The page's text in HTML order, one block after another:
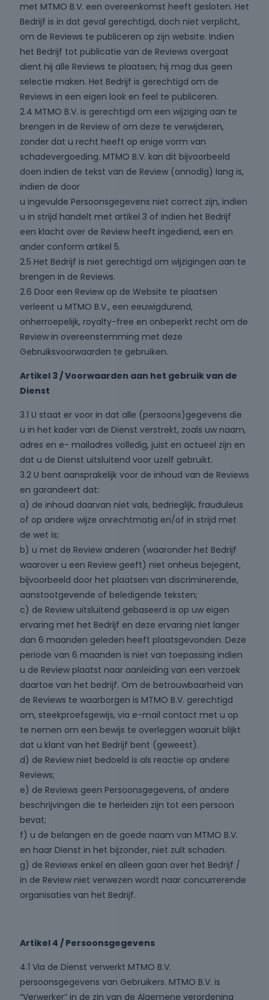
met MTMO B.V. een overeenkomst heeft gesloten. Het
Bedrijf is in dat geval gerechtigd, doch niet verplicht,
om de Reviews te publiceren op zijn website. Indien
het Bedrijf tot publicatie van de Reviews overgaat
dient hij alle Reviews te plaatsen; hij mag dus geen
selectie maken. Het Bedrijf is gerechtigd om de
Reviews in een eigen look en feel te publiceren.
2.4 MTMO B.V. is gerechtigd om een wijziging aan te
brengen in de Review of om deze te verwijderen,
zonder dat u recht heeft op enige vorm van
schadevergoeding. MTMO B.V. kan dit bijvoorbeeld
doen indien de tekst van de Review (onnodig) lang is,
indien de door
u ingevulde Persoonsgegevens niet correct zijn, indien
u in strijd handelt met artikel 3 of indien het Bedrijf
een klacht over de Review heeft ingediend, een en
ander conform artikel 5.
2.5 Het Bedrijf is niet gerechtigd om wijzigingen aan te
brengen in de Reviews.
2.6 Door een Review op de Website te plaatsen
verleent u MTMO B.V., een eeuwigdurend,
onherroepelijk, royalty-free en onbeperkt recht om de
Review in overeenstemming met deze
Gebruiksvoorwaarden te gebruiken.
Artikel 3 / Voorwaarden aan het gebruik van de
Dienst
3.1 U staat er voor in dat alle (persoons)gegevens die
u in het kader van de Dienst verstrekt, zoals uw naam,
adres en e- mailadres volledig, juist en actueel zijn en
dat u de Dienst uitsluitend voor uzelf gebruikt.
3.2 U bent aansprakelijk voor de inhoud van de Reviews
en garandeert dat:
a) de inhoud daarvan niet vals, bedrieglijk, frauduleus
of op andere wijze onrechtmatig en/of in strijd met
de wet is;
b) u met de Review anderen (waaronder het Bedrijf
waarover u een Review geeft) niet onheus bejegent,
bijvoorbeeld door het plaatsen van discriminerende,
aanstootgevende of beledigende teksten;
c) de Review uitsluitend gebaseerd is op uw eigen
ervaring met het Bedrijf en deze ervaring niet langer
dan 6 maanden geleden heeft plaatsgevonden. Deze
periode van 6 maanden is niet van toepassing indien
u de Review plaatst naar aanleiding van een verzoek
daartoe van het bedrijf. Om de betrouwbaarheid van
de Reviews te waarborgen is MTMO B.V. gerechtigd
om, steekproefsgewijs, via e-mail contact met u op
te nemen om een bewijs te overleggen waaruit blijkt
dat u klant van het Bedrijf bent (geweest).
d) de Review niet bedoeld is als reactie op andere
Reviews;
e) de Reviews geen Persoonsgegevens, of andere
beschrijvingen die te herleiden zijn tot een persoon
bevat;
f) u de belangen en de goede naam van MTMO B.V.
en haar Dienst in het bijzonder, niet zult schaden.
g) de Reviews enkel en alleen gaan over het Bedrijf /
in de Review niet verwezen wordt naar concurrerende
organisaties van het Bedrijf.
Artikel 4 / Persoonsgegevens
4.1 Via de Dienst verwerkt MTMO B.V.
persoonsgegevens van Gebruikers. MTMO B.V. is
“Verwerker” in de zin van de Algemene verordening